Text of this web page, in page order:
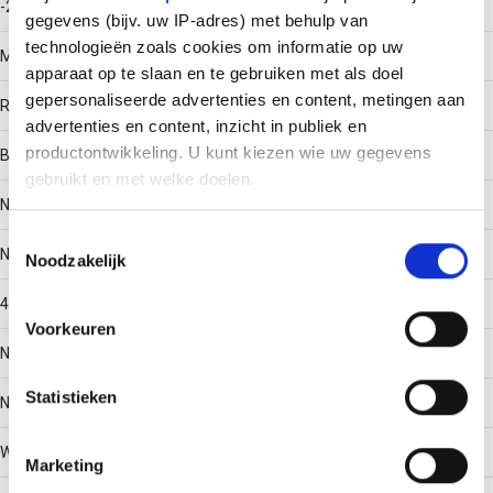
gegevens (bijv. uw IP-adres) met behulp van
technologieën zoals cookies om informatie op uw
apparaat op te slaan en te gebruiken met als doel
gepersonaliseerde advertenties en content, metingen aan
advertenties en content, inzicht in publiek en
productontwikkeling. U kunt kiezen wie uw gegevens
gebruikt en met welke doelen.
Informatie verzamelen over uw geografische locatie,
Uw apparaat identificeren door het actief te scannen
op specifieke eigenschappen (fingerprinting)
verwerkt en stel uw voorkeuren in het
detailgedeelte in.
Noodzakelijk
Voorkeuren
Statistieken
Marketing
-20 - 120
Materiaal
Roestvaststaal (RVS)
Bodemperforatie
Nee
Nuttige doorsnede
4704
Nato perforatie
Nee
Werkende lengte